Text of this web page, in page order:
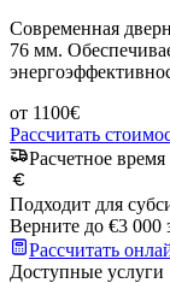
Современная
76 мм.
от 1100€
Рассчитать
Расчетное
Подходит для
Верните до €3 000
Рассчитать
Доступные услуги